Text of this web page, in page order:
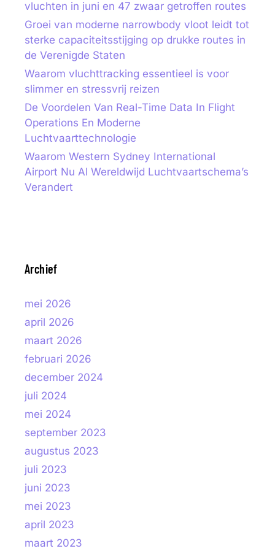
vluchten in juni en 47 zwaar getroffen routes
Groei van moderne narrowbody vloot leidt tot
sterke capaciteitsstijging op drukke routes in
de Verenigde Staten
Waarom vluchttracking essentieel is voor
slimmer en stressvrij reizen
De Voordelen Van Real-Time Data In Flight
Operations En Moderne
Luchtvaarttechnologie
Waarom Western Sydney International
Airport Nu Al Wereldwijd Luchtvaartschema’s
Verandert
Archief
mei 2026
april 2026
maart 2026
februari 2026
december 2024
juli 2024
mei 2024
september 2023
augustus 2023
juli 2023
juni 2023
mei 2023
april 2023
maart 2023